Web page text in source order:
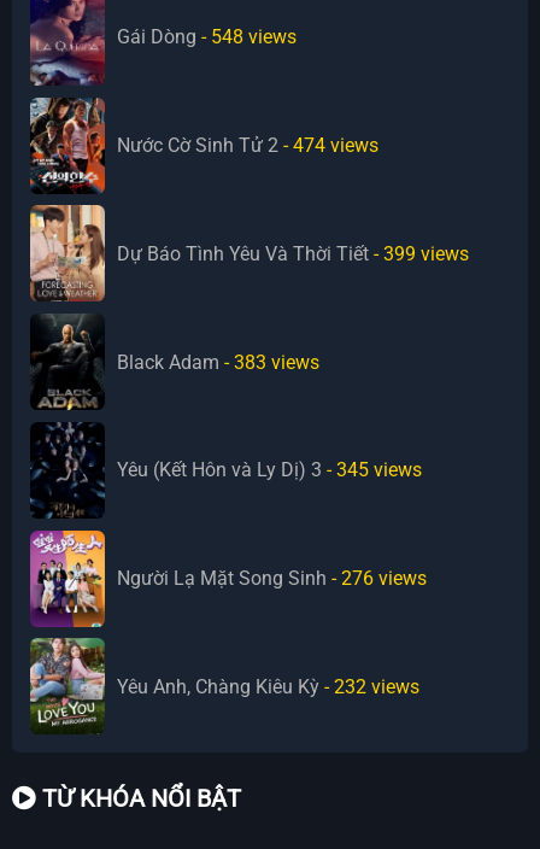
Gái Dòng - 548 views
Nước Cờ Sinh Tử 2 - 474 views
Dự Báo Tình Yêu Và Thời Tiết - 399 views
Black Adam - 383 views
Yêu (Kết Hôn và Ly Dị) 3 - 345 views
Người Lạ Mặt Song Sinh - 276 views
Yêu Anh, Chàng Kiêu Kỳ - 232 views
TỪ KHÓA NỔI BẬT